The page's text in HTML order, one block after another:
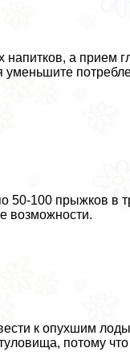
а прием
уменьшите
50-100 прыжков в
возможности.
к опухшим
потому